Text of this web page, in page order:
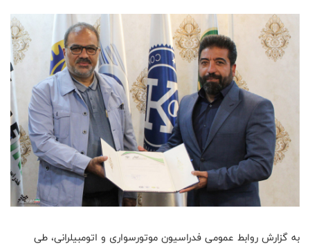
به گزارش روابط عمومی فدراسیون موتورسواری و اتومبیلرانی، طی